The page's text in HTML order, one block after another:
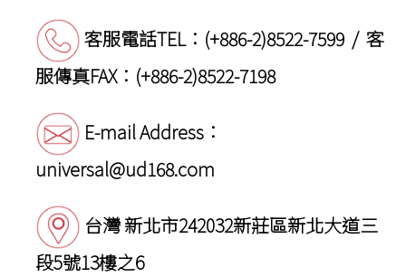
客服電話TEL：(+886-2)8522-7599 / 客
服傳真FAX：(+886-2)8522-7198
E-mail Address：
universal@ud168.com
台灣 新北市242032新莊區新北大道三
段5號13樓之6